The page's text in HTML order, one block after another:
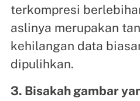
terkompresi
aslinya merupakan
kehilangan data
dipulihkan.
3. Bisakah gambar